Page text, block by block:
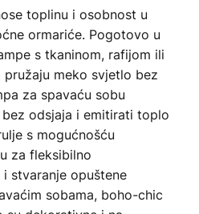
toplinu i osobnost u
ormariće. Pogotovo u
s tkaninom, rafijom ili
pružaju meko svjetlo bez
za spavaću sobu
odsjaja i emitirati toplo
s mogućnošću
za fleksibilno
stvaranje opuštene
sobama, boho-chic